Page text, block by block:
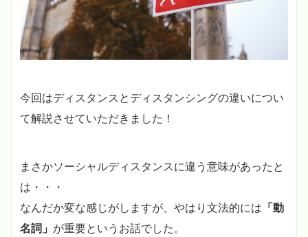
今回はディスタンスとディスタンシングの違いについ
て解説させていただきました！
まさかソーシャルディスタンスに違う意味があったと
は・・・
なんだか変な感じがしますが、やはり文法的には 「動
名詞」 が重要というお話でした。